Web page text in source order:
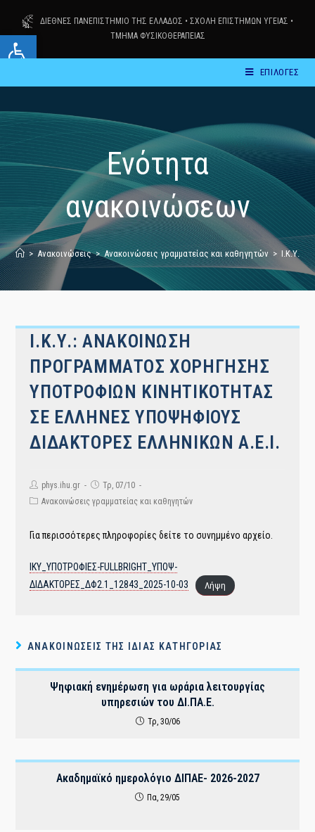
Ανοίξτε τη γραμμή εργαλείων
content
ΔΙΕΘΝΕΣ ΠΑΝΕΠΙΣΤΗΜΙΟ ΤΗΣ ΕΛΛΑΔΟΣ • ΣΧΟΛΗ ΕΠΙΣΤΗΜΩΝ ΥΓΕΙΑΣ •
ΤΜΗΜΑ ΦΥΣΙΚΟΘΕΡΑΠΕΙΑΣ
ΕΠΙΛΟΓΕΣ
Ενότητα
ανακοινώσεων
> Ανακοινώσεις > Ανακοινώσεις γραμματείας και καθηγητών > Ι.Κ.Υ.:
Ι.Κ.Υ.: ΑΝΑΚΟΙΝΩΣΗ
ΠΡΟΓΡΑΜΜΑΤΟΣ ΧΟΡΗΓΗΣΗΣ
ΥΠΟΤΡΟΦΙΩΝ ΚΙΝΗΤΙΚΟΤΗΤΑΣ
ΣΕ ΕΛΛΗΝΕΣ ΥΠΟΨΗΦΙΟΥΣ
ΔΙΔΑΚΤΟΡΕΣ ΕΛΛΗΝΙΚΩΝ Α.Ε.Ι.
Post
author:
phys.ihu.gr
PostΤρ, 07/10
PostΑνακοινώσεις γραμματείας και καθηγητών
Για περισσότερες πληροφορίες δείτε το συνημμένο αρχείο.
ΙΚΥ_ΥΠΟΤΡΟΦΙΕΣ-FULLBRIGHT_ΥΠΟΨ-
ΔΙΔΑΚΤΟΡΕΣ_ΔΦ2.1_12843_2025-10-03
Λήψη
ΑΝΑΚΟΙΝΏΣΕΙΣ ΤΗΣ ΊΔΙΑΣ ΚΑΤΗΓΟΡΊΑΣ
Ψηφιακή ενημέρωση για ωράρια λειτουργίας
υπηρεσιών του ΔI.ΠΑ.Ε.
Τρ, 30/06
Ακαδημαϊκό ημερολόγιο ΔΙΠΑΕ- 2026-2027
Πα, 29/05